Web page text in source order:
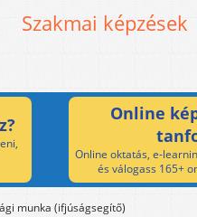
Szakmai képzések
Online
Online oktatás, e-
és válogass 165+
munka (ifjúságsegítő)